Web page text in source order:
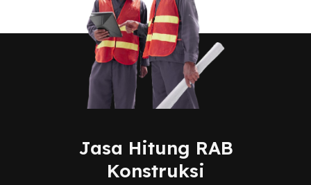
Jasa Hitung RAB
Konstruksi